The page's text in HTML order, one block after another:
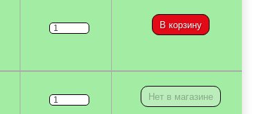
В корзину
Нет в магазине